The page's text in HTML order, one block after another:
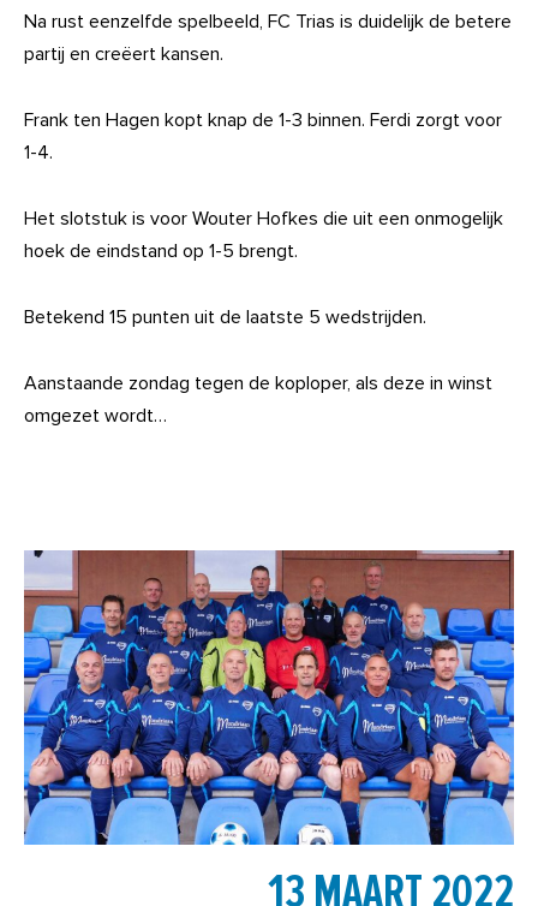
Na rust eenzelfde spelbeeld, FC Trias is duidelijk de betere
partij en creëert kansen.
Frank ten Hagen kopt knap de 1-3 binnen. Ferdi zorgt voor
1-4.
Het slotstuk is voor Wouter Hofkes die uit een onmogelijk
hoek de eindstand op 1-5 brengt.
Betekend 15 punten uit de laatste 5 wedstrijden.
Aanstaande zondag tegen de koploper, als deze in winst
omgezet wordt…
13 MAART 2022